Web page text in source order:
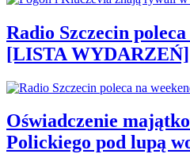
Radio Szczecin
[LISTA WYDARZEŃ]
Oświadczenie
Polickiego pod lupą